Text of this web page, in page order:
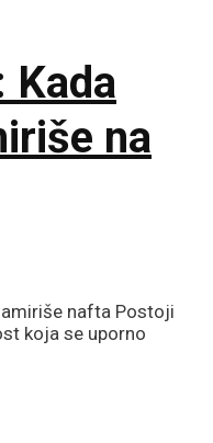
Kada
na
nafta Postoji
koja se uporno